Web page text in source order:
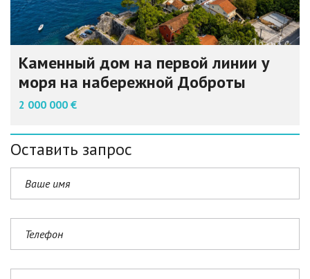
Каменный дом на первой линии у
моря на набережной Доброты
2 000 000 €
Оставить запрос